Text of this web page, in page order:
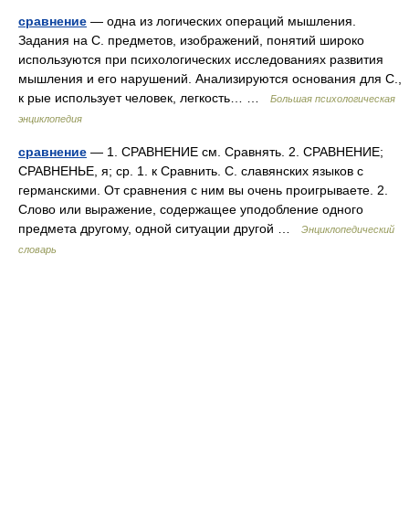
сравнение — одна из логических операций мышления.
Задания на С. предметов, изображений, понятий широко
используются при психологических исследованиях развития
мышления и его нарушений. Aнaлизиpуютcя основания для С.,
к рые использует человек, легкость… …
Большая психологическая
энциклопедия
сравнение — 1. СРАВНЕНИЕ см. Сравнять. 2. СРАВНЕНИЕ;
СРАВНЕНЬЕ, я; ср. 1. к Сравнить. С. славянских языков с
германскими. От сравнения с ним вы очень проигрываете. 2.
Слово или выражение, содержащее уподобление одного
предмета другому, одной ситуации другой …
Энциклопедический
словарь